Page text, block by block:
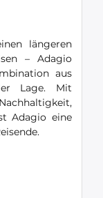
längeren
– Adagio
aus
Lage. Mit
Adagio eine